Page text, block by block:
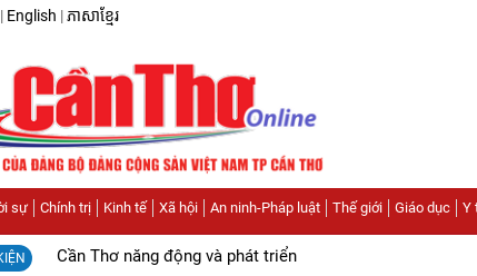
| English | ភាសាខ្មែរ
sự Chính trị Kinh tế Xã hội An ninh-Pháp luật Thế giới Giáo dục Y
Cần Thơ năng động và phát triển